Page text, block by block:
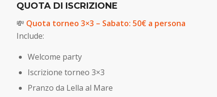
QUOTA DI ISCRIZIONE
💸 Quota torneo 3×3 – Sabato: 50€ a persona
Include:
Welcome party
Iscrizione torneo 3×3
Pranzo da Lella al Mare